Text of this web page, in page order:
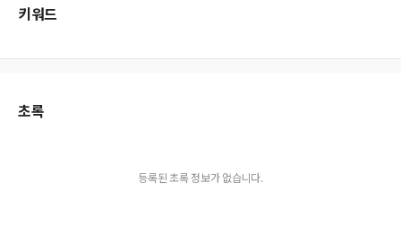
키워드
초록
등록된 초록 정보가 없습니다.